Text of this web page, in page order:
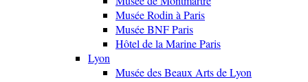
Musée Rodin à Paris
Musée BNF Paris
Hôtel de la Marine Paris
Lyon
Musée des Beaux Arts de Lyon